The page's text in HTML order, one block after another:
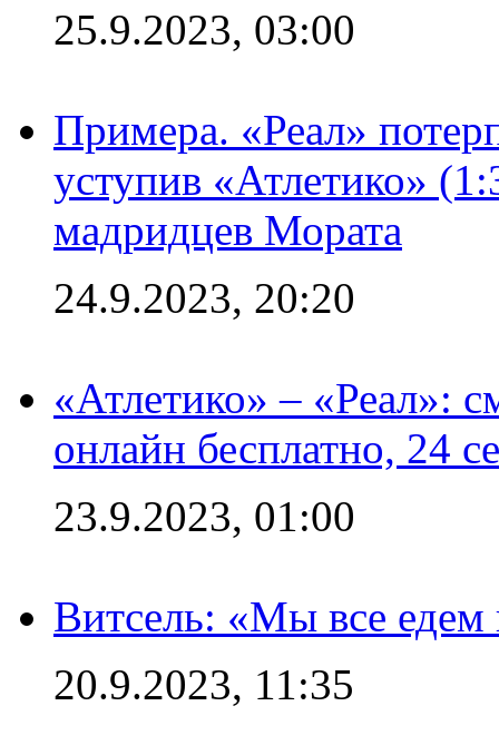
25.9.2023, 03:00
Примера. «Реал»
уступив «Атлетико»
мадридцев Мората
24.9.2023, 20:20
«Атлетико» – «Реал»:
онлайн бесплатно, 24
23.9.2023, 01:00
Витсель: «Мы все едем
20.9.2023, 11:35